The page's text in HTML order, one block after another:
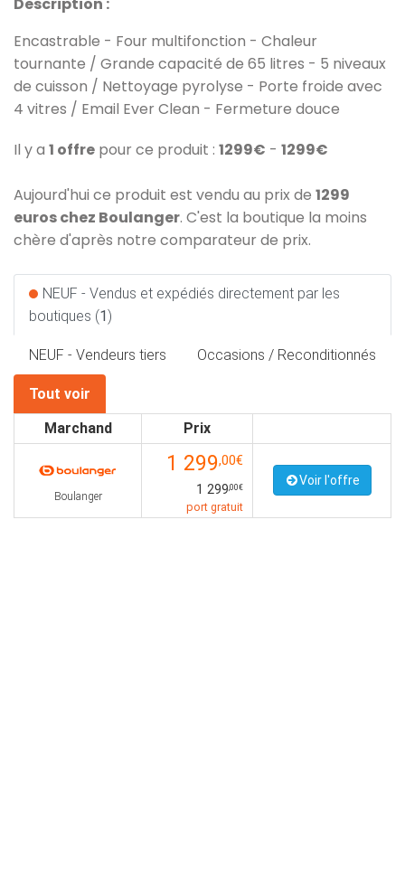
Encastrable - Four multifonction - Chaleur
tournante / Grande capacité de 65 litres - 5 niveaux
de cuisson / Nettoyage pyrolyse - Porte froide avec
4 vitres / Email Ever Clean - Fermeture douce
Il y a 1 offre pour ce produit : 1299€ - 1299€
Aujourd'hui ce produit est vendu au prix de 1299
euros chez Boulanger. C'est la boutique la moins
chère d'après notre comparateur de prix.
NEUF - Vendus et expédiés directement par les
boutiques (1)
NEUF - Vendeurs tiers Occasions / Reconditionnés
Tout voir
Marchand
Prix
Boulanger
1 299,00€
1 299,00€
port gratuit
Voir l'offre